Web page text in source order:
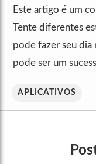
Este artigo é um
Tente diferentes
pode fazer seu dia
pode ser um
APLICATIVOS